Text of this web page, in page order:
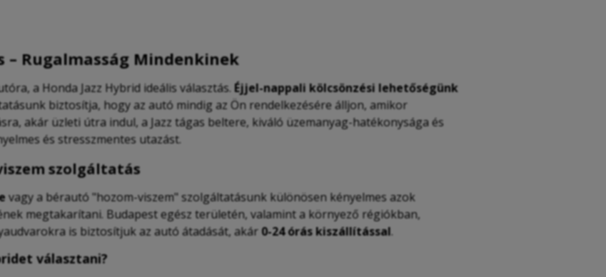
Rugalmasság Mindenkinek
a Honda Jazz Hybrid ideális választás. Éjjel-nappali kölcsönzési lehetőségünk
biztosítja, hogy az autó mindig az Ön rendelkezésére álljon, amikor
akár üzleti útra indul, a Jazz tágas beltere, kiváló üzemanyag-hatékonysága és
és stresszmentes utazást.
szolgáltatás
vagy a bérautó "hozom-viszem" szolgáltatásunk különösen kényelmes azok
megtakarítani. Budapest egész területén, valamint a környező régiókban,
is biztosítjuk az autó átadását, akár0-24 órás kiszállítással.
választani?